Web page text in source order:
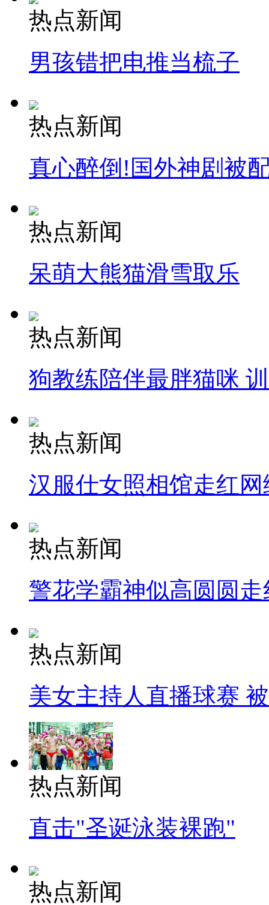
热点新闻
男孩错把电推当梳子
热点新闻
真心醉倒!国外神剧被
热点新闻
呆萌大熊猫滑雪取乐
热点新闻
狗教练陪伴最胖猫咪
热点新闻
汉服仕女照相馆走红网
热点新闻
警花学霸神似高圆圆走
热点新闻
美女主持人直播球赛
热点新闻
直击"圣诞泳装裸跑"
热点新闻